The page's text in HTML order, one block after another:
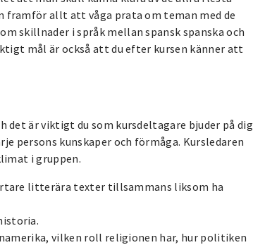
framför allt att våga prata om teman med de
skillnader i språk mellan spansk spanska och
mål är också att du efter kursen känner att
det är viktigt du som kursdeltagare bjuder på dig
persons kunskaper och förmåga. Kursledaren
i gruppen.
litterära texter tillsammans liksom ha
vilken roll religionen har, hur politiken